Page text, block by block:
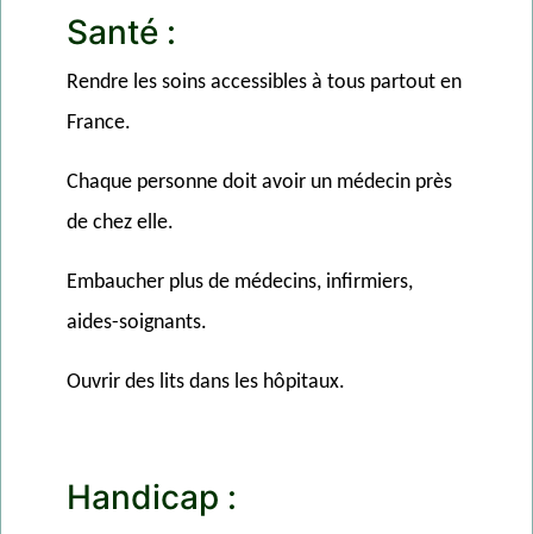
Santé :
Rendre les soins accessibles à tous partout en
France.
Chaque personne doit avoir un médecin près
de chez elle.
Embaucher plus de médecins, infirmiers,
aides-soignants.
Ouvrir des lits dans les hôpitaux.
Handicap :